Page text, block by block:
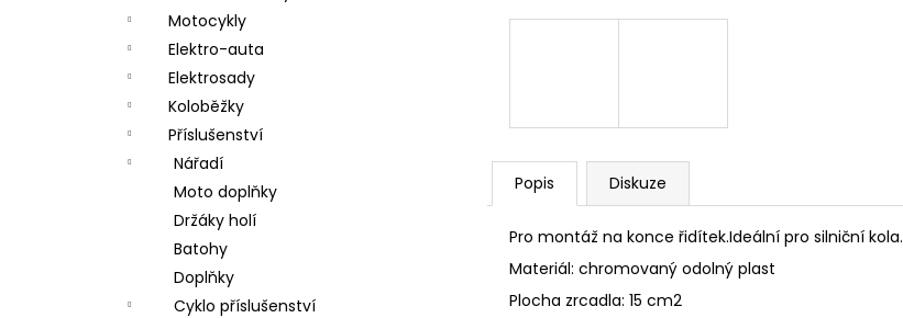
Motocykly
Elektro-auta
Elektrosady
Koloběžky
Příslušenství
Nářadí
Moto doplňky
Držáky holí
Batohy
Doplňky
Cyklo příslušenství
Popis Diskuze
Pro montáž na konce řidítek.Ideální pro silniční kola.
Materiál: chromovaný odolný plast
Plocha zrcadla: 15 cm2